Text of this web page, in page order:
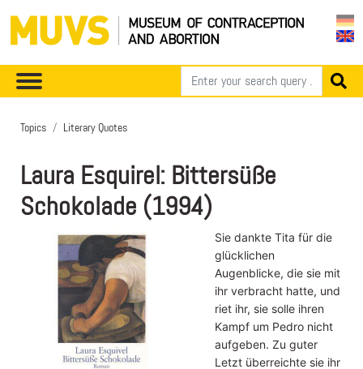
Topics Literary Quotes
Laura Esquirel: Bittersüße
Schokolade (1994)
Sie dankte Tita für die
glücklichen
Augenblicke, die sie mit
ihr verbracht hatte, und
riet ihr, sie solle ihren
Kampf um Pedro nicht
aufgeben. Zu guter
Letzt überreichte sie ihr